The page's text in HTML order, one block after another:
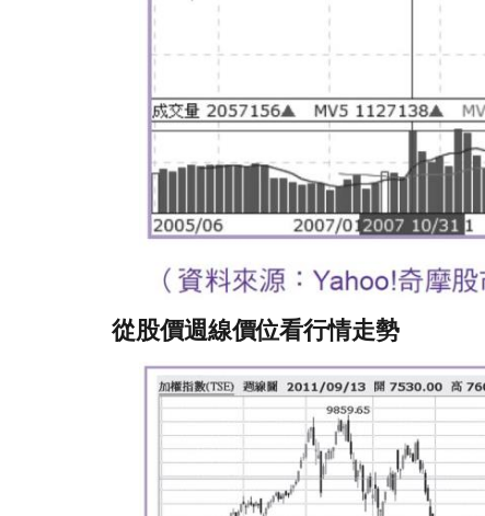
從股價週線價位看行情走勢